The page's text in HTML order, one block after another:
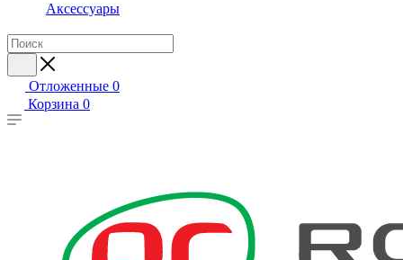
Аксессуары
Отложенные 0
Корзина 0